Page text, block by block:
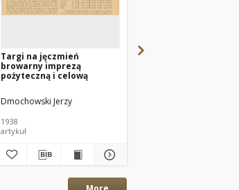
Targi na jęczmień
browarny imprezą
pożyteczną i celową
Dmochowski Jerzy
1938
artykuł